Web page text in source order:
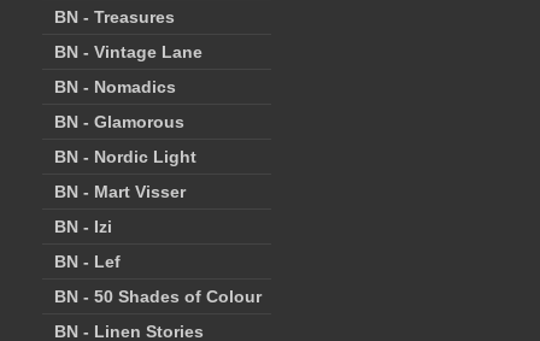
BN - Treasures
BN - Vintage Lane
BN - Nomadics
BN - Glamorous
BN - Nordic Light
BN - Mart Visser
BN - Izi
BN - Lef
BN - 50 Shades of Colour
BN - Linen Stories